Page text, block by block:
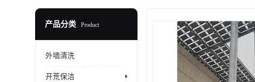
产品分类 Product
外墙清洗
开荒保洁